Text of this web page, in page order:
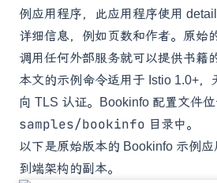
例应用程序，此应用程序使用
详细信息，例如页数和作者。原始
调用任何外部服务就可以提供书籍
本文的示例命令适用于 Istio 1.0+，
向 TLS 认证。Bookinfo 配置文件
samples/bookinfo 目录中。
以下是原始版本的 Bookinfo 示例
到端架构的副本。